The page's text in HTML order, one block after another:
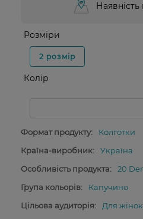
Розміри
2 розмір
Колір
Формат продукту:
Колготки
Країна-виробник:
Україна
Особливість продукта:
20
Група кольорів:
Капучино
Цільова аудиторія:
Для жінок